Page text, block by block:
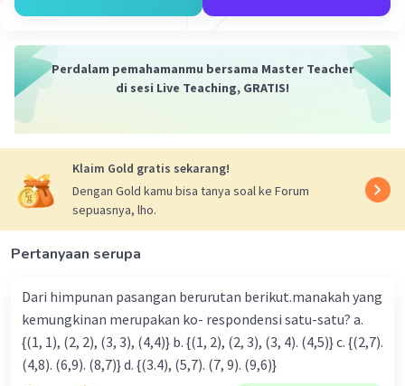
Iklan
Perdalam pemahamanmu bersama Master Teacher
di sesi Live Teaching, GRATIS!
Klaim Gold gratis sekarang!
Dengan Gold kamu bisa tanya soal ke Forum
sepuasnya, lho.
Pertanyaan serupa
Dari himpunan pasangan berurutan berikut.manakah yang
kemungkinan merupakan ko- respondensi satu-satu? a.
{(1, 1), (2, 2), (3, 3), (4,4)} b. {(1, 2), (2, 3), (3, 4). (4,5)} c. {(2,7).
(4,8). (6,9). (8,7)} d. {(3.4), (5,7). (7, 9). (9,6)}